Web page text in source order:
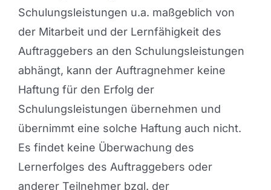
Schulungsleistungen u.a. maßgeblich von
der Mitarbeit und der Lernfähigkeit des
Auftraggebers an den Schulungsleistungen
abhängt, kann der Auftragnehmer keine
Haftung für den Erfolg der
Schulungsleistungen übernehmen und
übernimmt eine solche Haftung auch nicht.
Es findet keine Überwachung des
Lernerfolges des Auftraggebers oder
anderer Teilnehmer bzgl. der